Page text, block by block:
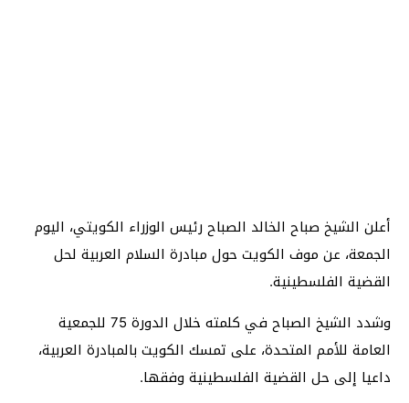
أعلن الشيخ صباح الخالد الصباح رئيس الوزراء الكويتي، اليوم
الجمعة، عن موف الكويت حول مبادرة السلام العربية لحل
القضية الفلسطينية.
وشدد الشيخ الصباح في كلمته خلال الدورة 75 للجمعية
العامة للأمم المتحدة، على تمسك الكويت بالمبادرة العربية،
داعيا إلى حل القضية الفلسطينية وفقها.